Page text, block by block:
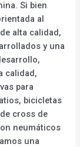
Si bien
al
alta calidad,
y una
calidad,
para
bicicletas
cross de
neumáticos
una